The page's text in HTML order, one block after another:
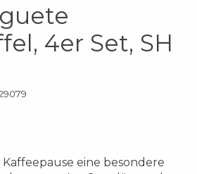
4er Set, SH
eine besondere